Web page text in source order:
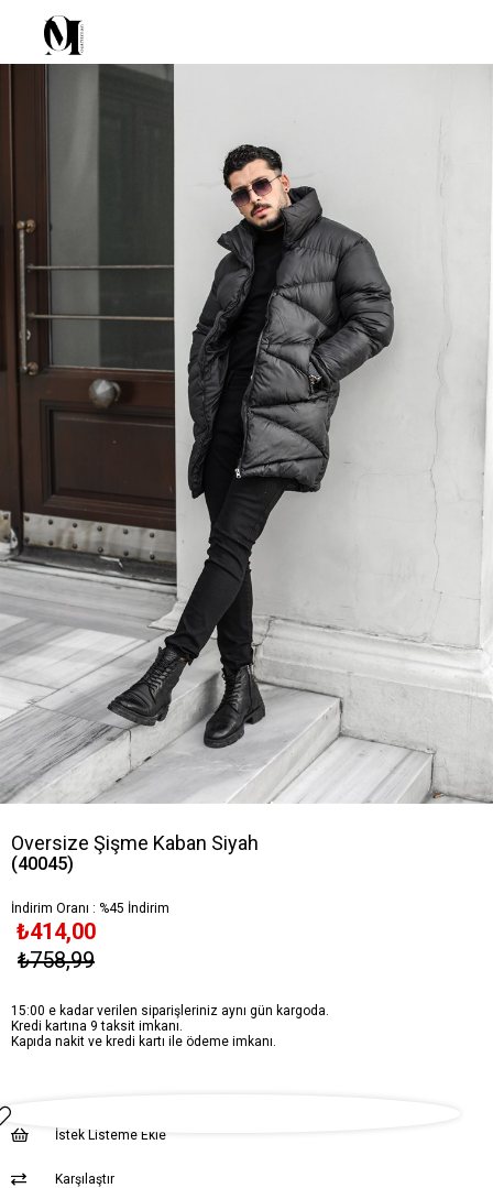
Oversize Şişme Kaban Siyah
(40045)
İndirim Oranı : %45 İndirim
₺758,99
₺414,00
15:00 e kadar verilen siparişleriniz aynı gün kargoda.
Kredi kartına 9 taksit imkanı.
Kapıda nakit ve kredi kartı ile ödeme imkanı.
İstek Listeme Ekle
Karşılaştır